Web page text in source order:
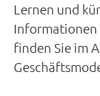
Lernen und
Informationen
finden Sie im